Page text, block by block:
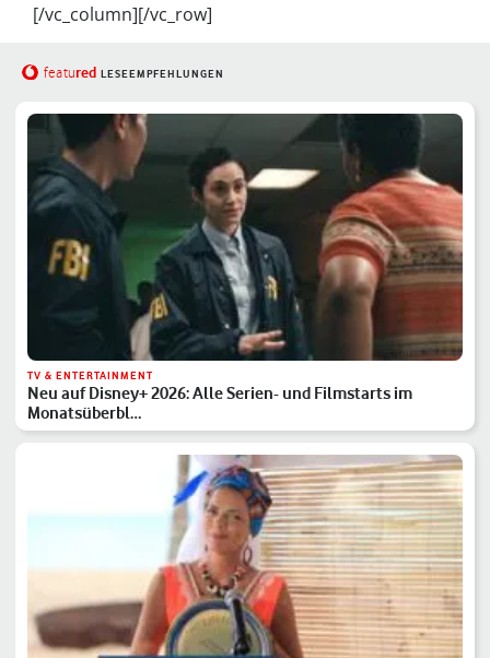
[/vc_column][/vc_row]
featured LESEEMPFEHLUNGEN
TV & ENTERTAINMENT
Neu auf Disney+ 2026: Alle Serien- und Filmstarts im
Monatsüberbl…